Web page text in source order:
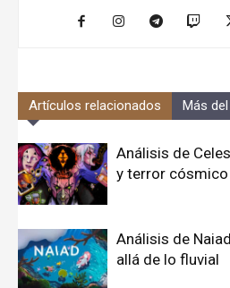
Artículos relacionados Más
Análisis de
y terror cósmico
Análisis de
allá de lo fluvial